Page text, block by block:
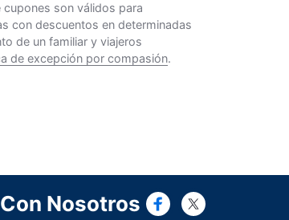
son válidos para
con descuentos en determinadas
de un familiar y viajeros
de excepción por compasión.
Nosotros Connect